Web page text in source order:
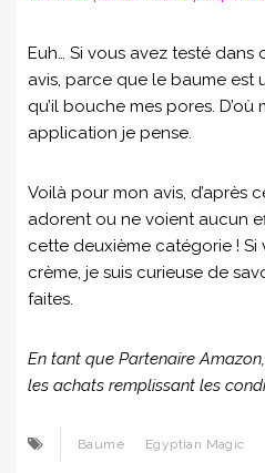
Euh… Si vous avez testé
avis, parce que le baume est
qu’il bouche mes pores.
application je pense.
Voilà pour mon avis, d’après
adorent ou ne voient aucun
cette deuxième catégorie !
crème, je suis curieuse de
faites.
En tant que Partenaire
les achats remplissant les
Baume Egyptian Magic